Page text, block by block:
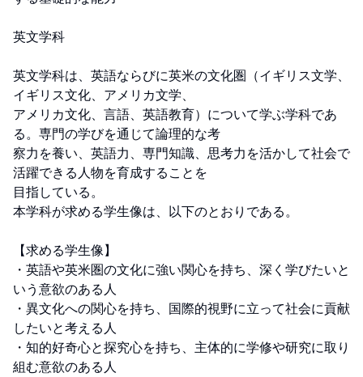
英文学科
英文学科は、英語ならびに英米の文化圏（イギリス文学、
イギリス文化、アメリカ文学、
アメリカ文化、言語、英語教育）について学ぶ学科であ
る。専門の学びを通じて論理的な考
察力を養い、英語力、専門知識、思考力を活かして社会で
活躍できる人物を育成することを
目指している。
本学科が求める学生像は、以下のとおりである。
【求める学生像】
・英語や英米圏の文化に強い関心を持ち、深く学びたいと
いう意欲のある人
・異文化への関心を持ち、国際的視野に立って社会に貢献
したいと考える人
・知的好奇心と探究心を持ち、主体的に学修や研究に取り
組む意欲のある人